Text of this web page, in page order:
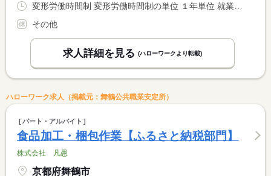
その他
求人詳細を見る (ハローワークより転載)
ハローワーク求人（掲載元：舞鶴公共職業安定所）
パート・アルバイト
食品加工・梱包作業【ふるさと納税部門】
株式会社 凡愚
京都府舞鶴市